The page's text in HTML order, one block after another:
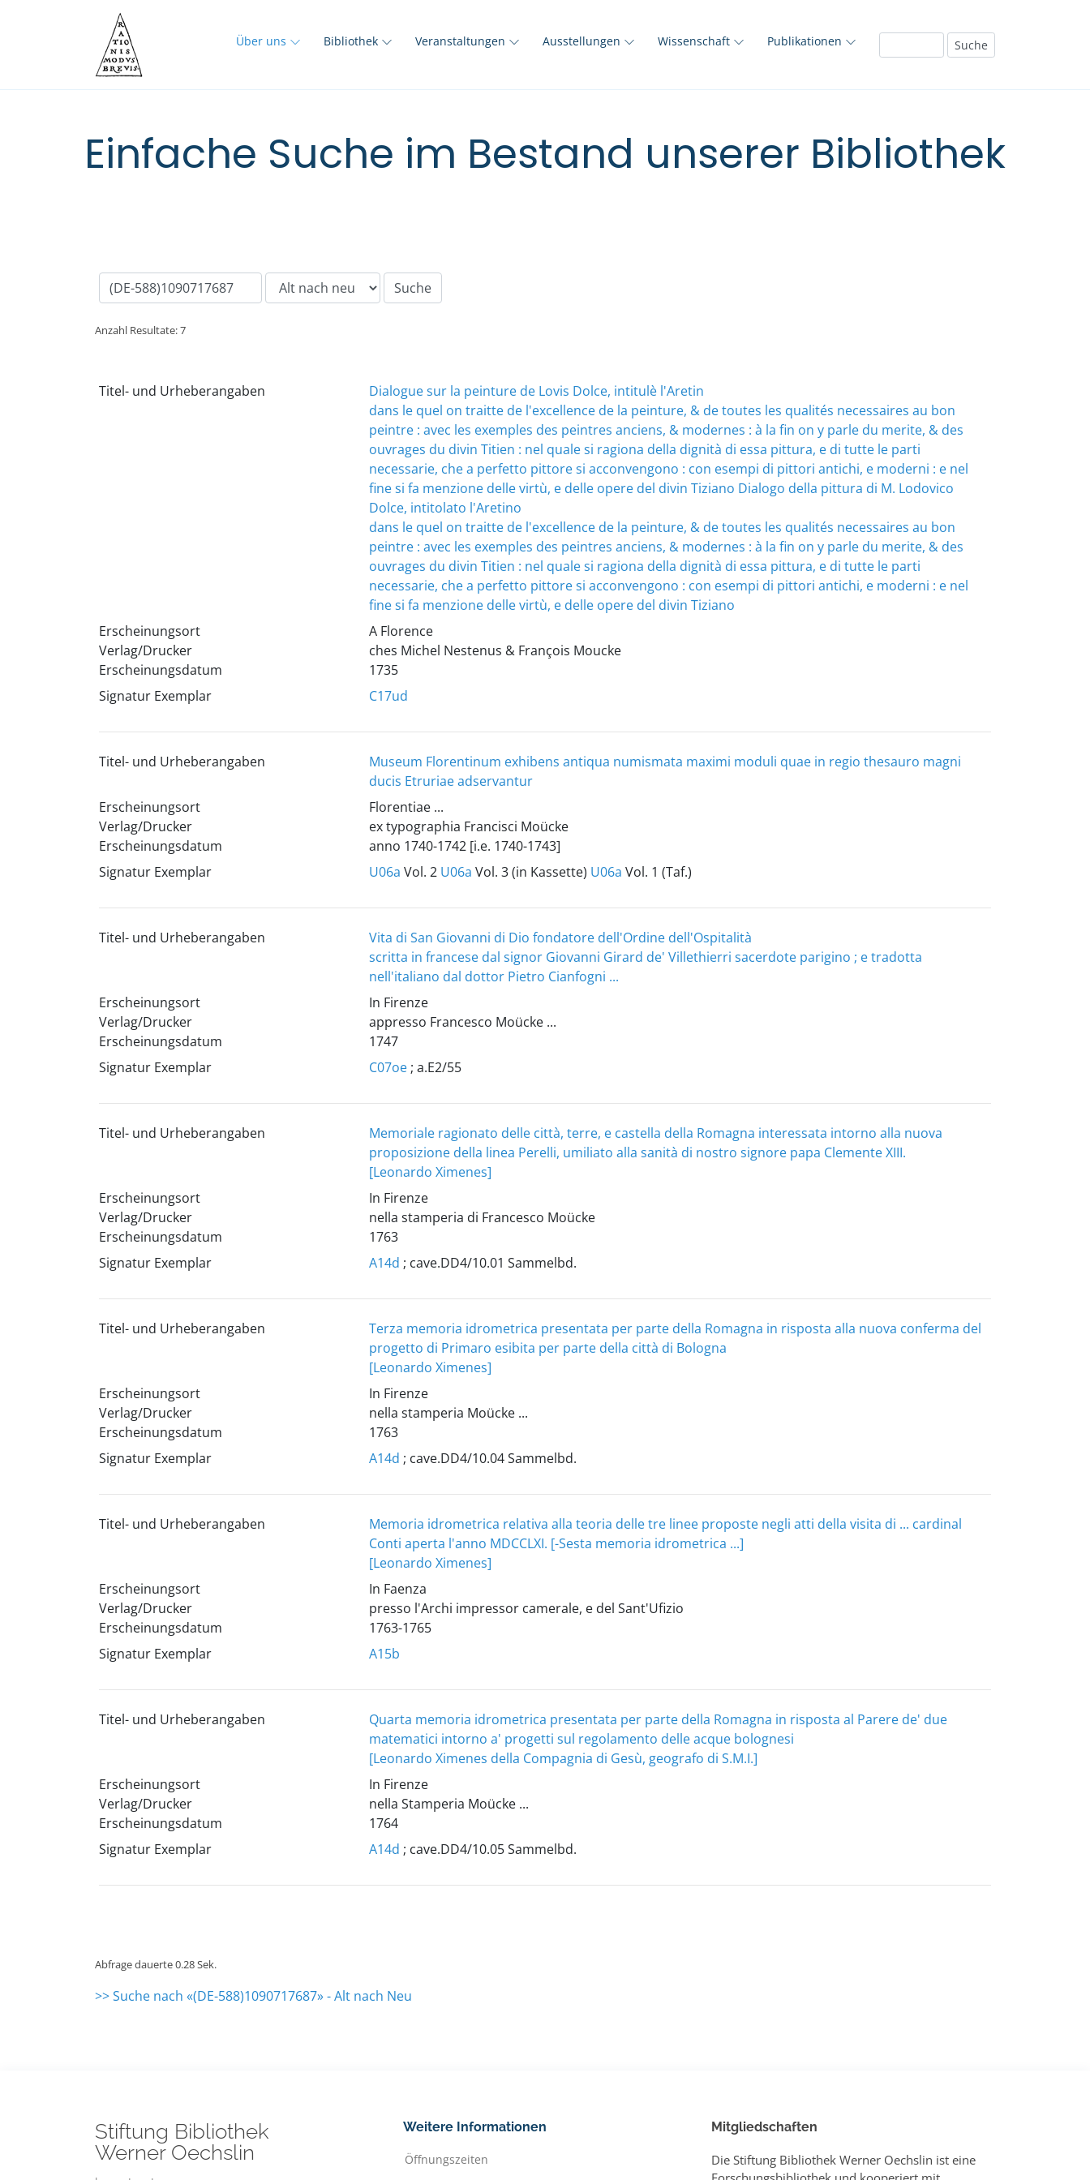
Über uns Bibliothek Veranstaltungen Ausstellungen Wissenschaft Publikationen
Einfache Suche im Bestand unserer Bibliothek
Anzahl Resultate: 7
Titel- und Urheberangaben
Dialogue sur la peinture de Lovis Dolce, intitulè l'Aretin
dans le quel on traitte de l'excellence de la peinture, & de toutes les qualités necessaires au bon
peintre : avec les exemples des peintres anciens, & modernes : à la fin on y parle du merite, & des
ouvrages du divin Titien : nel quale si ragiona della dignità di essa pittura, e di tutte le parti
necessarie, che a perfetto pittore si acconvengono : con esempi di pittori antichi, e moderni : e nel
fine si fa menzione delle virtù, e delle opere del divin Tiziano Dialogo della pittura di M. Lodovico
Dolce, intitolato l'Aretino
dans le quel on traitte de l'excellence de la peinture, & de toutes les qualités necessaires au bon
peintre : avec les exemples des peintres anciens, & modernes : à la fin on y parle du merite, & des
ouvrages du divin Titien : nel quale si ragiona della dignità di essa pittura, e di tutte le parti
necessarie, che a perfetto pittore si acconvengono : con esempi di pittori antichi, e moderni : e nel
fine si fa menzione delle virtù, e delle opere del divin Tiziano
Erscheinungsort
Verlag/Drucker
Erscheinungsdatum
A Florence
ches Michel Nestenus & François Moucke
1735
Signatur Exemplar
C17ud
Titel- und Urheberangaben
Museum Florentinum exhibens antiqua numismata maximi moduli quae in regio thesauro magni
ducis Etruriae adservantur
Erscheinungsort
Verlag/Drucker
Erscheinungsdatum
Florentiae ...
ex typographia Francisci Moücke
anno 1740-1742 [i.e. 1740-1743]
Signatur Exemplar
U06a Vol. 2 U06a Vol. 3 (in Kassette) U06a Vol. 1 (Taf.)
Titel- und Urheberangaben
Vita di San Giovanni di Dio fondatore dell'Ordine dell'Ospitalità
scritta in francese dal signor Giovanni Girard de' Villethierri sacerdote parigino ; e tradotta
nell'italiano dal dottor Pietro Cianfogni ...
Erscheinungsort
Verlag/Drucker
Erscheinungsdatum
In Firenze
appresso Francesco Moücke ...
1747
Signatur Exemplar
C07oe; a.E2/55
Titel- und Urheberangaben
Memoriale ragionato delle città, terre, e castella della Romagna interessata intorno alla nuova
proposizione della linea Perelli, umiliato alla sanità di nostro signore papa Clemente XIII.
[Leonardo Ximenes]
Erscheinungsort
Verlag/Drucker
Erscheinungsdatum
In Firenze
nella stamperia di Francesco Moücke
1763
Signatur Exemplar
A14d ; cave.DD4/10.01 Sammelbd.
Titel- und Urheberangaben
Terza memoria idrometrica presentata per parte della Romagna in risposta alla nuova conferma del
progetto di Primaro esibita per parte della città di Bologna
[Leonardo Ximenes]
Erscheinungsort
Verlag/Drucker
Erscheinungsdatum
In Firenze
nella stamperia Moücke ...
1763
Signatur Exemplar
A14d ; cave.DD4/10.04 Sammelbd.
Titel- und Urheberangaben
Memoria idrometrica relativa alla teoria delle tre linee proposte negli atti della visita di ... cardinal
Conti aperta l'anno MDCCLXI. [-Sesta memoria idrometrica ...]
[Leonardo Ximenes]
Erscheinungsort
Verlag/Drucker
Erscheinungsdatum
In Faenza
presso l'Archi impressor camerale, e del Sant'Ufizio
1763-1765
Signatur Exemplar
A15b
Titel- und Urheberangaben
Quarta memoria idrometrica presentata per parte della Romagna in risposta al Parere de' due
matematici intorno a' progetti sul regolamento delle acque bolognesi
[Leonardo Ximenes della Compagnia di Gesù, geografo di S.M.I.]
Erscheinungsort
Verlag/Drucker
Erscheinungsdatum
In Firenze
nella Stamperia Moücke ...
1764
Signatur Exemplar
A14d ; cave.DD4/10.05 Sammelbd.
Abfrage dauerte 0.28 Sek.
>> Suche nach «(DE-588)1090717687» - Alt nach Neu
Stiftung Bibliothek
Werner Oechslin
Weitere Informationen
Öffnungszeiten
Mitgliedschaften
Die Stiftung Bibliothek Werner Oechslin ist eine